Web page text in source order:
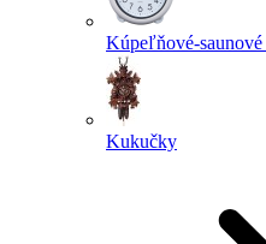
Kúpeľňové-
Kukučky